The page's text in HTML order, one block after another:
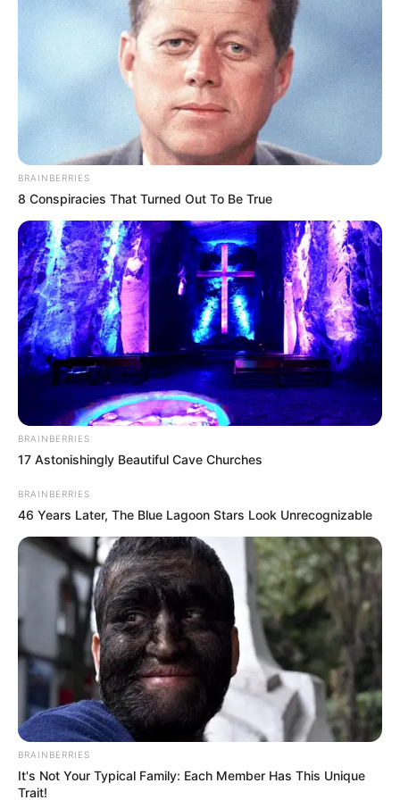
COMPARTIR
UNIRSE AL CANAL DE WHATSAPP
Aguas de Cartagena informa a la comunidad que se
mantendrá, para la semana del1 al 7 de junio de 2026, el
servicio de acueducto, debido a la persistente presencia
dealgasen elagua crudaque ingresa a laplanta de
tratamiento El Bosque, la cual abastece cerca del90 %
del agua potable de Cartagena.
LEA TAMBIÉN
Clima en Cartagena para el mes de
junio: ¿seguirán las altas
temperaturas o llegarán las lluvias?
La programación de esta medida de ajuste temporal
sectorizada y equitativa, puede consultarse en la página
web deAguas de Cartagenay en las redes sociales
BRAINBERRIES
8 Conspiracies That Turned Out To Be True
BRAINBERRIES
17 Astonishingly Beautiful Cave Churches
BRAINBERRIES
46 Years Later, The Blue Lagoon Stars Look Unrecognizable
BRAINBERRIES
It's Not Your Typical Family: Each Member Has This Unique
Trait!